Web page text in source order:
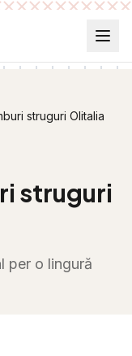
struguri Olitalia
struguri
per o lingură